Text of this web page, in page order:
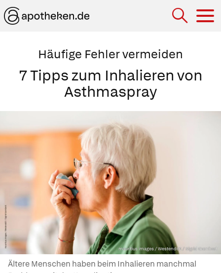
Häufige Fehler vermeiden
7 Tipps zum Inhalieren von
Asthmaspray
mauritius images / Westend61 / Sigrid Gombert
Ältere Menschen haben beim Inhalieren manchmal